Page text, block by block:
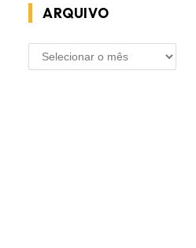
ARQUIVO
ARQUIVO